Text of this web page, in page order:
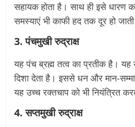
सहायक होता है। साथ ही इसे धारण
समस्याएं भी काफी हद तक दूर हो
3. पंचमुखी रुद्राक्ष
यह पंच ब्रह्म तत्व का प्रतीक है।
दिशा देता है। इससे धन और मान-
यह उच्च रक्तचाप को भी नियंत्रित
4. सप्तमुखी रुद्राक्ष